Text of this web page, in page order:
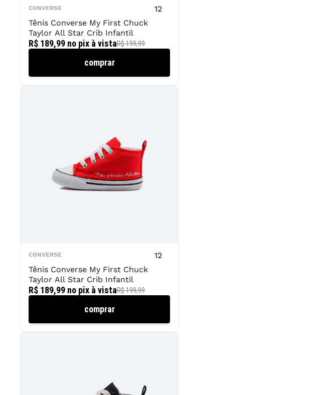
CONVERSE
12
Tênis Converse My First Chuck
Taylor All Star Crib Infantil
R$ 189,99 no pix à vistaR$ 199,99
comprar
CONVERSE
12
Tênis Converse My First Chuck
Taylor All Star Crib Infantil
R$ 189,99 no pix à vistaR$ 199,99
comprar